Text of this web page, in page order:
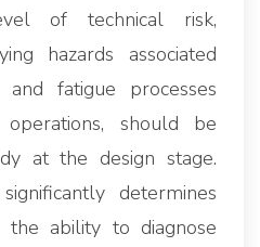
of technical risk,
hazards associated
fatigue processes
should be
at the design stage.
determines
the ability to diagnose